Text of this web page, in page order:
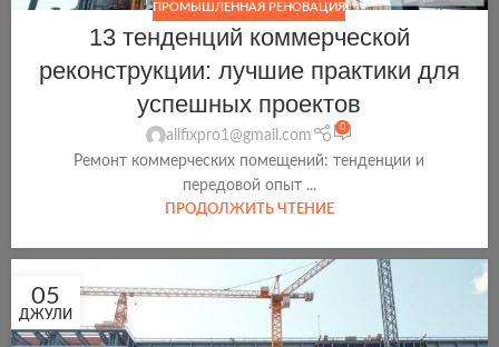
ПРОМЫШЛЕННАЯ РЕНОВАЦИЯ
13 тенденций коммерческой
реконструкции: лучшие практики для
успешных проектов
allfixpro1@gmail.com
0
Ремонт коммерческих помещений: тенденции и
передовой опыт ...
ПРОДОЛЖИТЬ ЧТЕНИЕ
05
ДЖУЛИ